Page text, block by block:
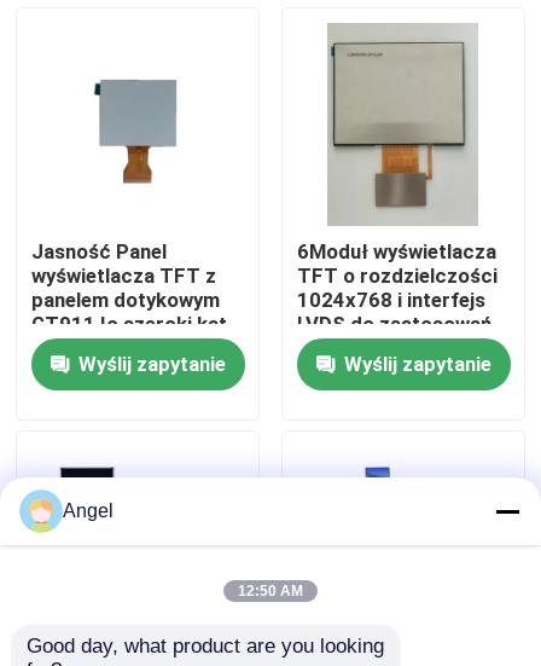
O nas
Wycieczka po fabryce
Skontaktuj się z nami
Wyświetlacz TFT LCD
Jasność Panel
wyświetlacza TFT z
panelem dotykowym
GT911 Ic szeroki kąt
widzenia i ILI9881C
Driver IcWyślij zapytanie
6Moduł wyświetlacza
TFT o rozdzielczości
1024x768 i interfejs
LVDS do zastosowań
pojazdów o
pojemności 0,4 cala
Wyślij zapytanie
Angel
12:50 AM
Good day, what product are you looking